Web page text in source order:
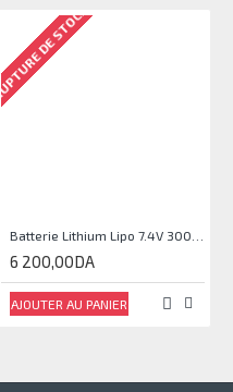
RUPTURE DE STOCK
6 200,00DA
AJOUTER AU PANIER